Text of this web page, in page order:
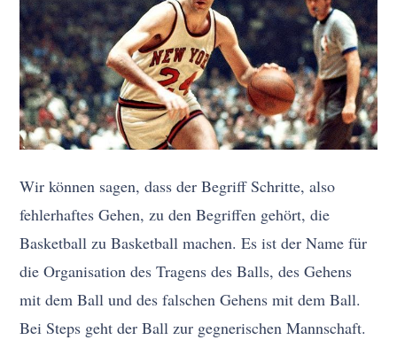
Wir können sagen, dass der Begriff Schritte, also
fehlerhaftes Gehen, zu den Begriffen gehört, die
Basketball zu Basketball machen. Es ist der Name für
die Organisation des Tragens des Balls, des Gehens
mit dem Ball und des falschen Gehens mit dem Ball.
Bei Steps geht der Ball zur gegnerischen Mannschaft.